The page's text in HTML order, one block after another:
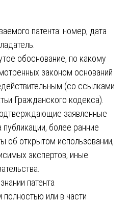
патента: номер, дата
обоснование, по какому
законом оснований
(со ссылками
Гражданского кодекса).
заявленные
более ранние
об открытом использовании,
экспертов, иные
патента
или в части